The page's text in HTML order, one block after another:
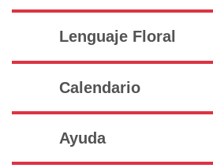
Lenguaje Floral
Calendario
Ayuda